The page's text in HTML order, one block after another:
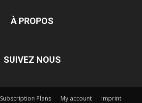
À PROPOS
SUIVEZ NOUS
Subscription Plans My account Imprint